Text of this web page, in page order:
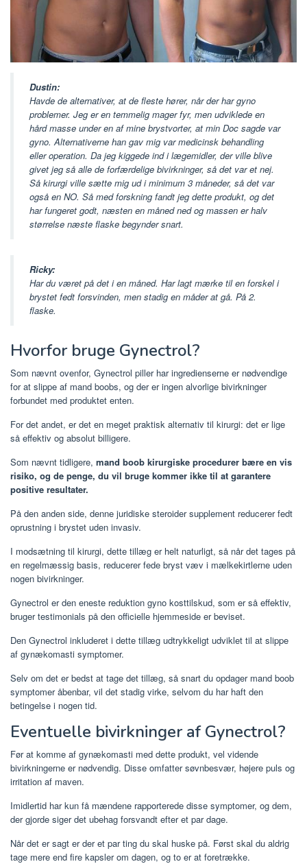
Dustin:
Havde de alternativer, at de fleste hører, når der har gyno
problemer. Jeg er en temmelig mager fyr, men udviklede en
hård masse under en af mine brystvorter, at min Doc sagde var
gyno. Alternativerne han gav mig var medicinsk behandling
eller operation. Da jeg kiggede ind i lægemidler, der ville blive
givet jeg så alle de forfærdelige bivirkninger, så det var et nej.
Så kirurgi ville sætte mig ud i minimum 3 måneder, så det var
også en NO. Så med forskning fandt jeg dette produkt, og det
har fungeret godt, næsten en måned ned og massen er halv
størrelse næste flaske begynder snart.
Ricky:
Har du været på det i en måned. Har lagt mærke til en forskel i
brystet fedt forsvinden, men stadig en måder at gå. På 2.
flaske.
Hvorfor bruge Gynectrol?
Som nævnt ovenfor, Gynectrol piller har ingredienserne er nødvendige
for at slippe af mand boobs, og der er ingen alvorlige bivirkninger
forbundet med produktet enten.
For det andet, er det en meget praktisk alternativ til kirurgi: det er lige
så effektiv og absolut billigere.
Som nævnt tidligere, mand boob kirurgiske procedurer bære en vis
risiko, og de penge, du vil bruge kommer ikke til at garantere
positive resultater.
På den anden side, denne juridiske steroider supplement reducerer fedt
oprustning i brystet uden invasiv.
I modsætning til kirurgi, dette tillæg er helt naturligt, så når det tages på
en regelmæssig basis, reducerer fede bryst væv i mælkekirtlerne uden
nogen bivirkninger.
Gynectrol er den eneste reduktion gyno kosttilskud, som er så effektiv,
bruger testimonials på den officielle hjemmeside er beviset.
Den Gynectrol inkluderet i dette tillæg udtrykkeligt udviklet til at slippe
af gynækomasti symptomer.
Selv om det er bedst at tage det tillæg, så snart du opdager mand boob
symptomer åbenbar, vil det stadig virke, selvom du har haft den
betingelse i nogen tid.
Eventuelle bivirkninger af Gynectrol?
Før at komme af gynækomasti med dette produkt, vel vidende
bivirkningerne er nødvendig. Disse omfatter søvnbesvær, højere puls og
irritation af maven.
Imidlertid har kun få mændene rapporterede disse symptomer, og dem,
der gjorde siger det ubehag forsvandt efter et par dage.
Når det er sagt er der et par ting du skal huske på. Først skal du aldrig
tage mere end fire kapsler om dagen, og to er at foretrække.